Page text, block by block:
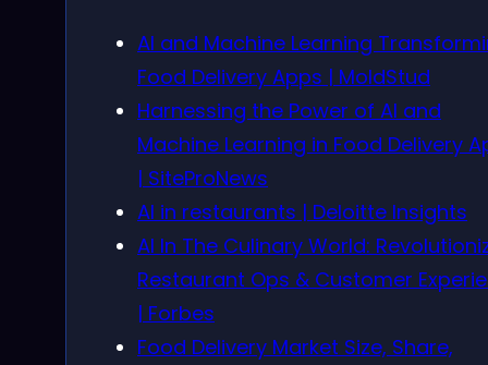
AI and Machine Learning
Food Delivery Apps | MoldStud
Harnessing the Power of AI and
Machine Learning in Food Delivery
| SiteProNews
AI in restaurants | Deloitte Insights
AI In The Culinary World:
Restaurant Ops & Customer
| Forbes
Food Delivery Market Size, Share,